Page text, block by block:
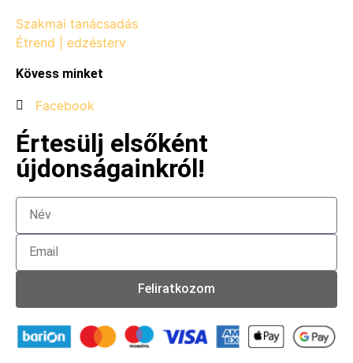
Szakmai tanácsadás
Étrend | edzésterv
Kövess minket
Facebook
Értesülj elsőként
újdonságainkról!
Feliratkozom